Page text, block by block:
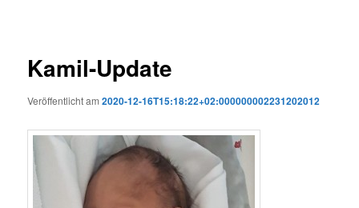
Kamil-Update
Veröffentlicht am2020-12-16T15:18:22+02:000000002231202012